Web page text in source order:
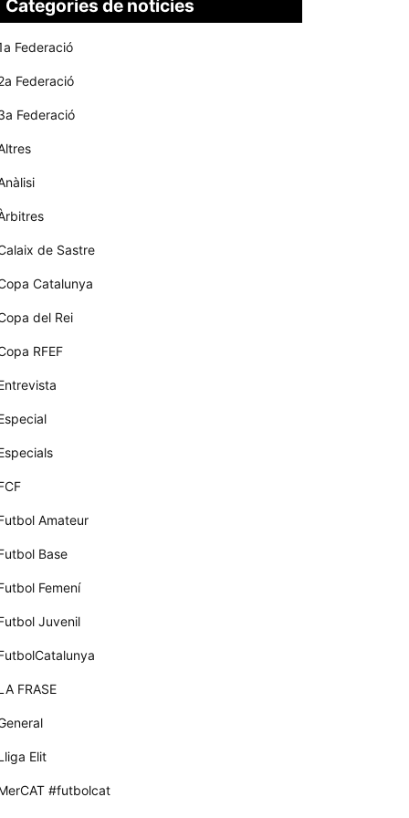
Categories de notícies
Federació
Federació
Federació
de Sastre
Catalunya
del Rei
RFEF
Amateur
Base
Femení
Juvenil
FRASE
Elit
#futbolcat